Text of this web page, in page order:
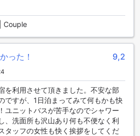
Couple
った！ 9,2
を利用させて頂きました。不安な部
ですが、1日泊まってみて何もかも快
ユニットバスが苦手なのでシャワー
、洗面所も沢山あり何も不便なく利
タッフの女性も快く挨拶をしてくだ